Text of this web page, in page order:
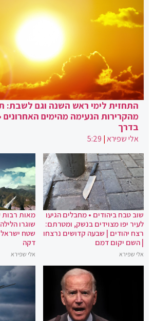
התחזית לימי ראש השנה וגם לשבת:
מהקרירות הנעימה מהימים האחרונים
בדרך
אלי שפירא|
5:29
שוב טבח ביהודים • מחבלים הגיעו
לעיר יפו מצוידים בנשק, ומטרתם:
רצח יהודים | שבעה קדושים נרצחו
| השם יקום דמם
אלי שפירא
מאות רבות
שוגרו
שטח
דקה
אלי שפירא